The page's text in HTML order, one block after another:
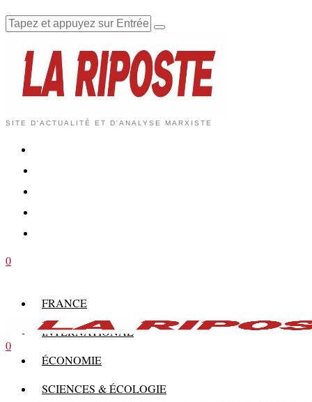
SITE D'ACTUALITÉ ET D'ANALYSE MARXISTE
0
FRANCE
INTERNATIONAL
ÉCONOMIE
SCIENCES & ÉCOLOGIE
0